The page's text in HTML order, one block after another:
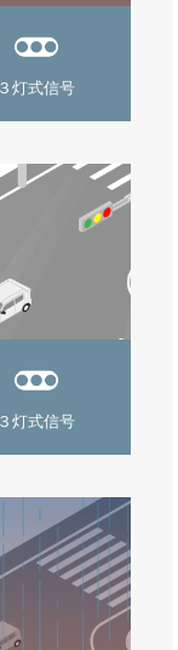
３灯式信号
３灯式信号